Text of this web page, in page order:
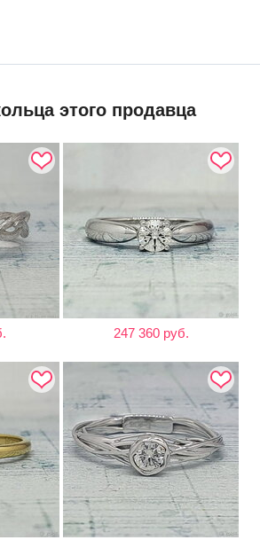
этого продавца
247 360 руб.